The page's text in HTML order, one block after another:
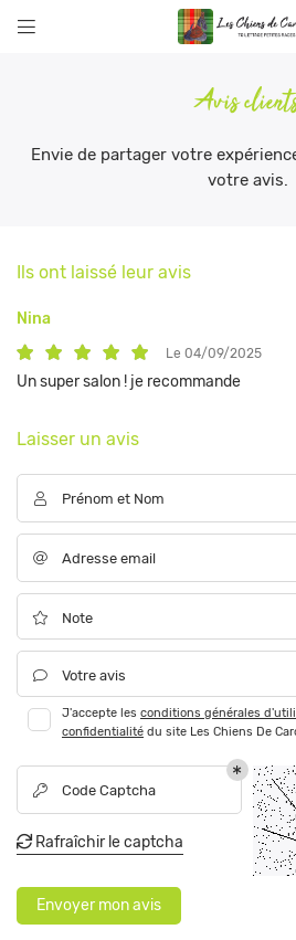

ACCUEIL
SERVICES
PRODUITS
EN IMAGES
ACTUALITÉS
9 rue d’Anes de Montardat
Rafraîchir le captcha
En cochant cette case, vous consentez à recevoir
l'adresse email indiqué ci-dessus. Vous pouvez
utilisant
Avis
Envie de partager votre
votre avis.
Ils ont laissé leur avis
Nina
Le 04/09/2025
Un super salon ! je recommande
Laisser un avis
 Prénom et Nom
 Adresse email
 Note
 Votre avis
J'accepte les conditions générales
confidentialité du site Les Chiens De
 Code Captcha
 Rafraîchir le captcha
Envoyer mon avis